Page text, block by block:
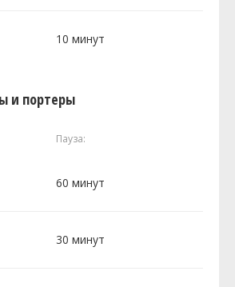
10 минут
и портеры
Пауза:
60 минут
30 минут